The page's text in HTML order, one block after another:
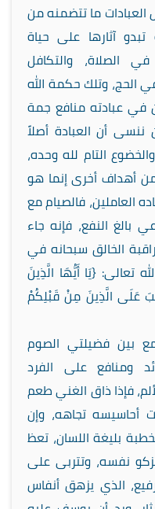
ما تتضمنه من
آثارها على حياة
الصلاة، والتكافل
الحج، وتلك حكمة الله
في عبادته منافع جمة
أن العبادة أصلاً
التام لله وحده،
أهداف أخرى إنما هو
العاملين، فالصيام مع
بالغ النفع، فإنه جاء
الخالق سبحانه في
تعالى: {يَا أَيُّهَا الَّذِينَ
عَلَى الَّذِينَ مِنْ قَبْلِكُمْ
بين فضيلتي الصوم
ومنافع على الفرد
فإذا ذاق الغني طعم
أحاسيسه تجاهه، وإن
بليغة اللسان، تعظ
نفسه، وتتربى على
الذي يزهق أنفاس